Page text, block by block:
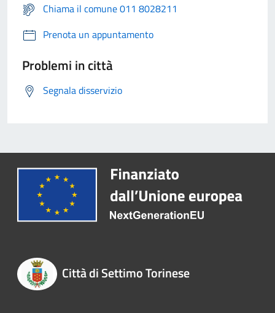
Chiama il comune 011 8028211
Prenota un appuntamento
Problemi in città
Segnala disservizio
Città di Settimo Torinese